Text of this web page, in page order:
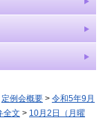
定例会概要 > 令和5年9月
全文 > 10月2日（月曜